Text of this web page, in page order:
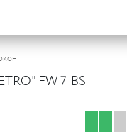
FW 7-BS